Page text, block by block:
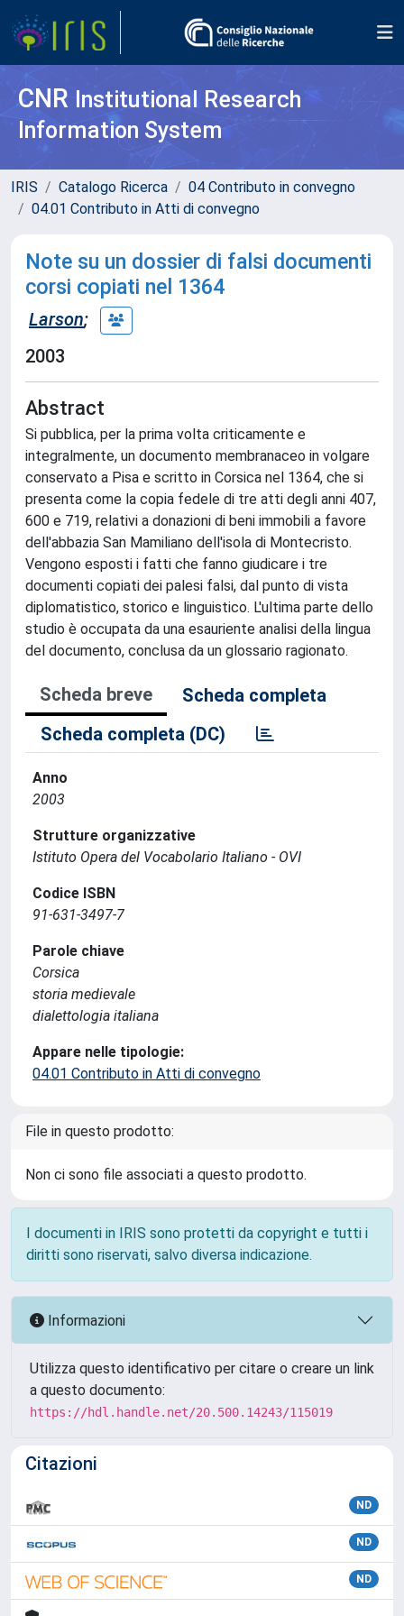
CNR Institutional Research
Information System
IRIS Catalogo Ricerca
04 Contributo in convegno
04.01 Contributo in Atti di convegno
Note su un dossier di falsi documenti
corsi copiati nel 1364
Larson;
2003
Abstract
Si pubblica, per la prima volta criticamente e
integralmente, un documento membranaceo in volgare
conservato a Pisa e scritto in Corsica nel 1364, che si
presenta come la copia fedele di tre atti degli anni 407,
600 e 719, relativi a donazioni di beni immobili a favore
dell'abbazia San Mamiliano dell'isola di Montecristo.
Vengono esposti i fatti che fanno giudicare i tre
documenti copiati dei palesi falsi, dal punto di vista
diplomatistico, storico e linguistico. L'ultima parte dello
studio è occupata da una esauriente analisi della lingua
del documento, conclusa da un glossario ragionato.
Scheda breve
Scheda completa
Scheda completa (DC)
Anno
2003
Strutture organizzative
Istituto Opera del Vocabolario Italiano - OVI
Codice ISBN
91-631-3497-7
Parole chiave
Corsica
storia medievale
dialettologia italiana
Appare nelle tipologie:
04.01 Contributo in Atti di convegno
File in questo prodotto:
Non ci sono file associati a questo prodotto.
I documenti in IRIS sono protetti da copyright e tutti i
diritti sono riservati, salvo diversa indicazione.
Informazioni
Utilizza questo identificativo per citare o creare un link
a questo documento:
https://hdl.handle.net/20.500.14243/115019
Citazioni
ND
ND
ND